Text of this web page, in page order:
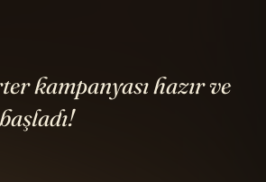
kampanyası hazır ve